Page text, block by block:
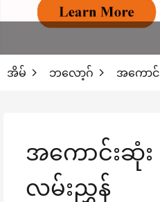
အိမ် ဘလော့ဂ် အကောင်
အကောင်းဆုံး
လမ်းညွှန်